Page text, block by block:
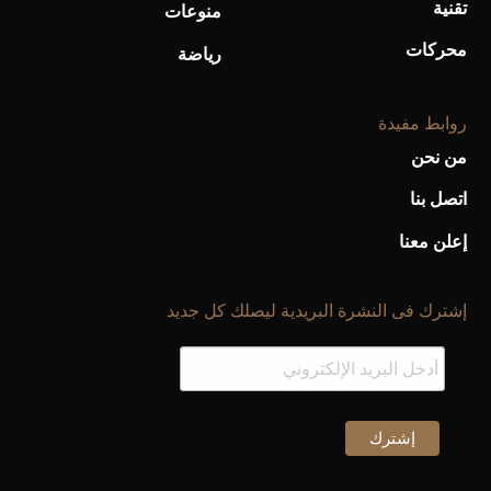
تقنية
محركات
منوعات
رياضة
روابط مفيدة
من نحن
اتصل بنا
إعلن معنا
إشترك فى النشرة البريدية ليصلك كل جديد